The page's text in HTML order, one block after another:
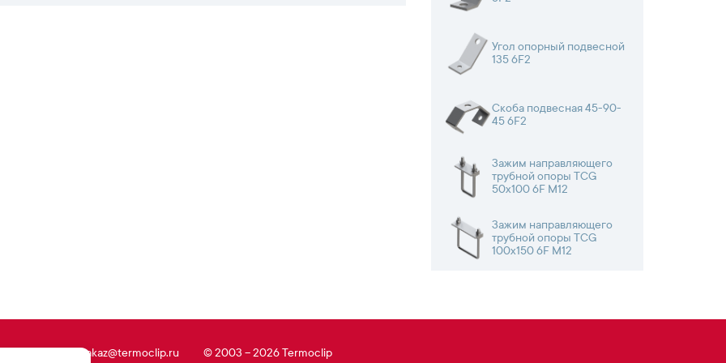
Угол опорный подвесной
135 6F2
Скоба подвесная 45-90-
45 6F2
Зажим направляющего
трубной опоры TCG
50х100 6F М12
Зажим направляющего
трубной опоры TCG
100х150 6F М12
zakaz@termoclip.ru © 2003 – 2026 Termoclip